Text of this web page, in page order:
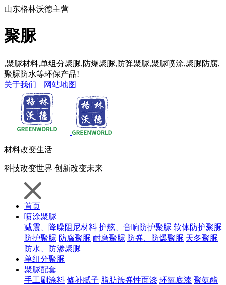
山东格林沃德主营
聚脲
,聚脲材料,单组分聚脲,防爆聚脲,防弹聚脲,聚脲喷涂,聚脲防腐,
聚脲防水等环保产品!
关于我们 | 网站地图
材料改变生活
科技改变世界 创新改变未来
首页
喷涂聚脲
减震、降噪阻尼材料 护舷、音响防护聚脲 软体防护聚脲
防护聚脲 防腐聚脲 耐磨聚脲 防弹、防爆聚脲 天冬聚脲
防水、防渗聚脲
单组分聚脲
聚脲配套
手工刷涂料 修补腻子 脂肪族弹性面漆 环氧底漆 聚氨酯